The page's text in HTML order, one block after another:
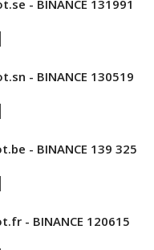
- BINANCE 131991
- BINANCE 130519
- BINANCE 139 325
- BINANCE 120615